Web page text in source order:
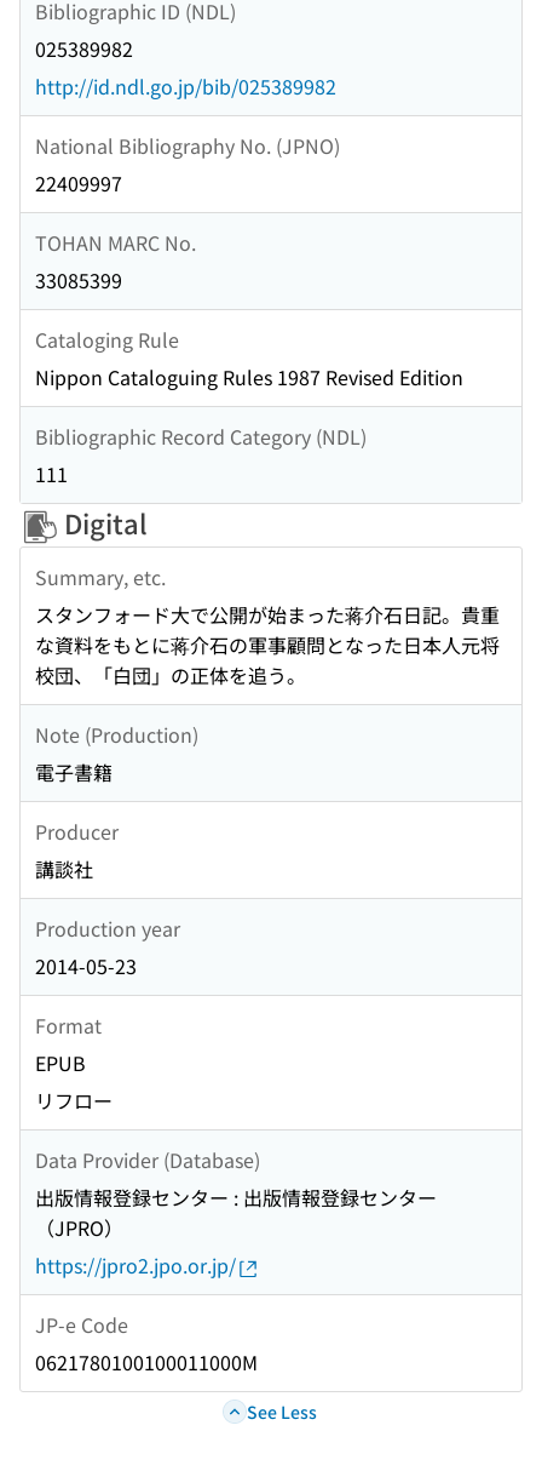
Bibliographic ID (NDL)
025389982
http://id.ndl.go.jp/bib/025389982
National Bibliography No. (JPNO)
22409997
TOHAN MARC No.
33085399
Cataloging Rule
Nippon Cataloguing Rules 1987 Revised Edition
Bibliographic Record Category (NDL)
111
Digital
Summary, etc.
スタンフォード大で公開が始まった蒋介石日記。貴重
な資料をもとに蒋介石の軍事顧問となった日本人元将
校団、「白団」の正体を追う。
Note (Production)
電子書籍
Producer
講談社
Production year
2014-05-23
Format
EPUB
リフロー
Data Provider (Database)
出版情報登録センター : 出版情報登録センター
（JPRO）
https://jpro2.jpo.or.jp/
JP-e Code
0621780100100011000M
See Less